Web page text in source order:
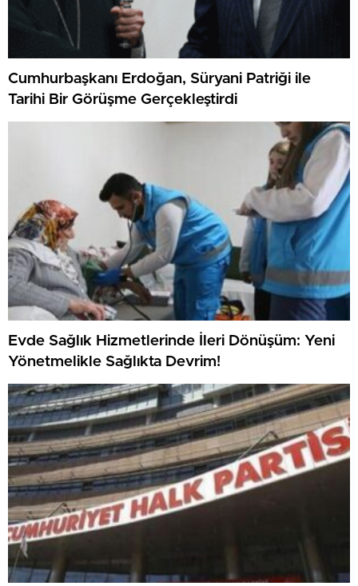
Cumhurbaşkanı Erdoğan, Süryani Patriği ile
Tarihi Bir Görüşme Gerçekleştirdi
Evde Sağlık Hizmetlerinde İleri Dönüşüm: Yeni
Yönetmelikle Sağlıkta Devrim!